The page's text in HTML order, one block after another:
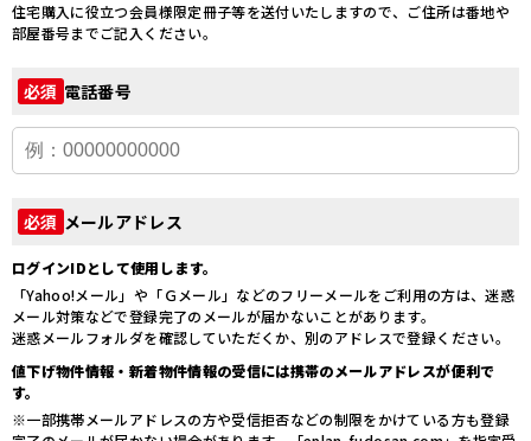
住宅購入に役立つ会員様限定冊子等を送付いたしますので、ご住所は番地や
部屋番号までご記入ください。
必須 電話番号
必須 メールアドレス
ログインIDとして使用します。
「Yahoo!メール」や「Ｇメール」などのフリーメールをご利用の方は、迷惑
メール対策などで登録完了のメールが届かないことがあります。
迷惑メールフォルダを確認していただくか、別のアドレスで登録ください。
値下げ物件情報・新着物件情報の受信には携帯のメールアドレスが便利で
す。
※一部携帯メールアドレスの方や受信拒否などの制限をかけている方も登録